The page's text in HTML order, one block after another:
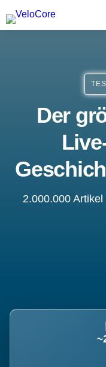
Partnerprogramm
Der
2.000.000